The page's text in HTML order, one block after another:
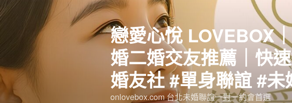
跳
至
容
戀愛心悅 LOVEBOX
婚二婚交友推薦｜快
婚友社 #單身聯誼 #未
onlovebox.com 台北未婚聯誼一對一約會首選